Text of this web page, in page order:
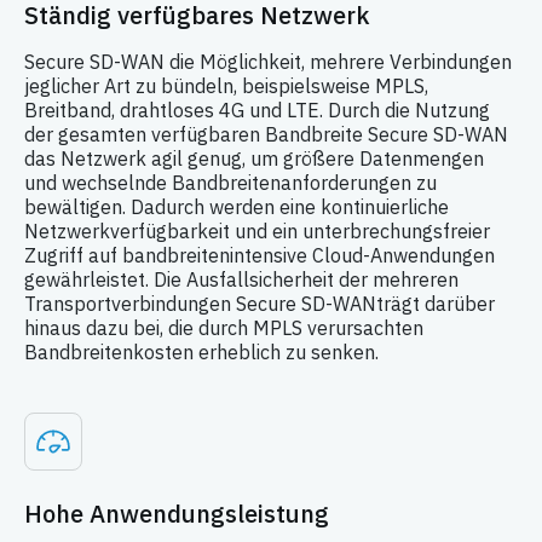
Ständig verfügbares Netzwerk
Secure SD-WAN die Möglichkeit, mehrere Verbindungen
jeglicher Art zu bündeln, beispielsweise MPLS,
Breitband, drahtloses 4G und LTE. Durch die Nutzung
der gesamten verfügbaren Bandbreite Secure SD-WAN
das Netzwerk agil genug, um größere Datenmengen
und wechselnde Bandbreitenanforderungen zu
bewältigen. Dadurch werden eine kontinuierliche
Netzwerkverfügbarkeit und ein unterbrechungsfreier
Zugriff auf bandbreitenintensive Cloud-Anwendungen
gewährleistet. Die Ausfallsicherheit der mehreren
Transportverbindungen Secure SD-WANträgt darüber
hinaus dazu bei, die durch MPLS verursachten
Bandbreitenkosten erheblich zu senken.
Hohe Anwendungsleistung